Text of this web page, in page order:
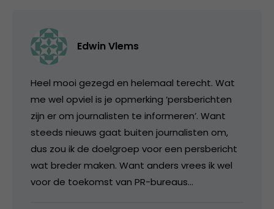
Edwin Vlems
Heel mooi gezegd en helemaal terecht. Wat
me wel opviel is je opmerking ‘persberichten
zijn er om journalisten te informeren’. Want
steeds nieuws gaat buiten journalisten om,
dus zou ik de doelgroep voor een persbericht
wat breder maken. Want anders vrees ik wel
voor de toekomst van PR-bureaus…